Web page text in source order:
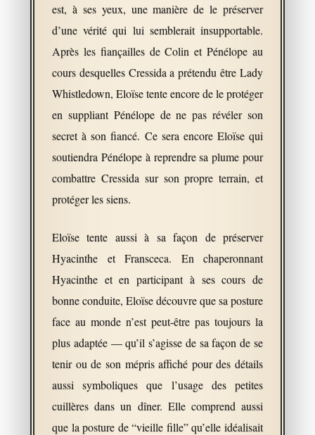
est, à ses yeux, une manière de le préserver
d’une vérité qui lui semblerait insupportable.
Après les fiançailles de Colin et Pénélope au
cours desquelles Cressida a prétendu être Lady
Whistledown, Eloïse tente encore de le protéger
en suppliant Pénélope de ne pas révéler son
secret à son fiancé. Ce sera encore Eloïse qui
soutiendra Pénélope à reprendre sa plume pour
combattre Cressida sur son propre terrain, et
protéger les siens.
Eloïse tente aussi à sa façon de préserver
Hyacinthe et Fransceca. En chaperonnant
Hyacinthe et en participant à ses cours de
bonne conduite, Eloïse découvre que sa posture
face au monde n’est peut-être pas toujours la
plus adaptée — qu’il s’agisse de sa façon de se
tenir ou de son mépris affiché pour des détails
aussi symboliques que l’usage des petites
cuillères dans un dîner. Elle comprend aussi
que la posture de “vieille fille” qu’elle idéalisait